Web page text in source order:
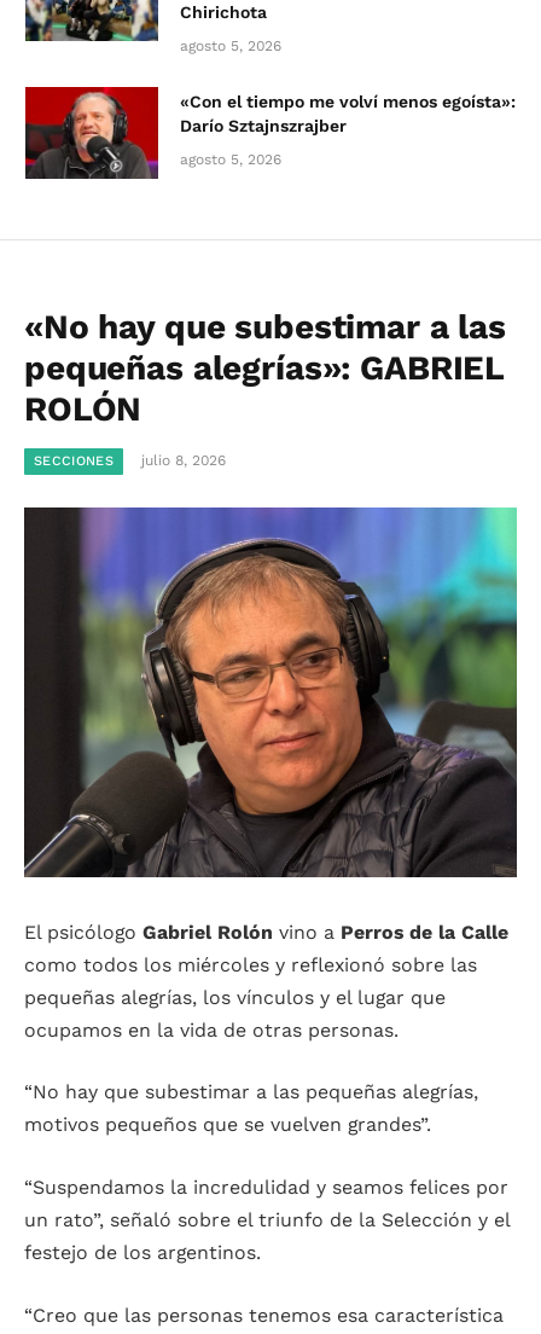
Chirichota
agosto 5, 2026
«Con el tiempo me volví menos egoísta»:
Darío Sztajnszrajber
agosto 5, 2026
«No hay que subestimar a las
pequeñas alegrías»: GABRIEL
ROLÓN
SECCIONES julio 8, 2026
El psicólogo Gabriel Rolón vino a Perros de la Calle
como todos los miércoles y reflexionó sobre las
pequeñas alegrías, los vínculos y el lugar que
ocupamos en la vida de otras personas.
“No hay que subestimar a las pequeñas alegrías,
motivos pequeños que se vuelven grandes”.
“Suspendamos la incredulidad y seamos felices por
un rato”, señaló sobre el triunfo de la Selección y el
festejo de los argentinos.
“Creo que las personas tenemos esa característica